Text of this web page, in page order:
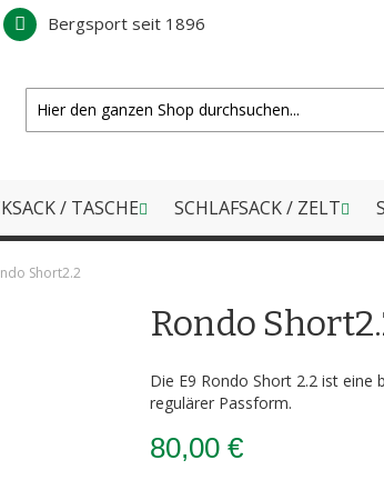
Bergsport seit 1896
/ TASCHE SCHLAFSACK / ZELT
Short2.2
Rondo
Die E9 Rondo Short 2.2 ist
regulärer Passform.
80,00 €